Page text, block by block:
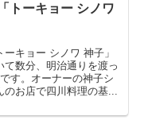
トーキョー シノワ
キョー シノワ 神子」
数分、明治通りを渡っ
す。オーナーの神子シ
お店で四川料理の基...